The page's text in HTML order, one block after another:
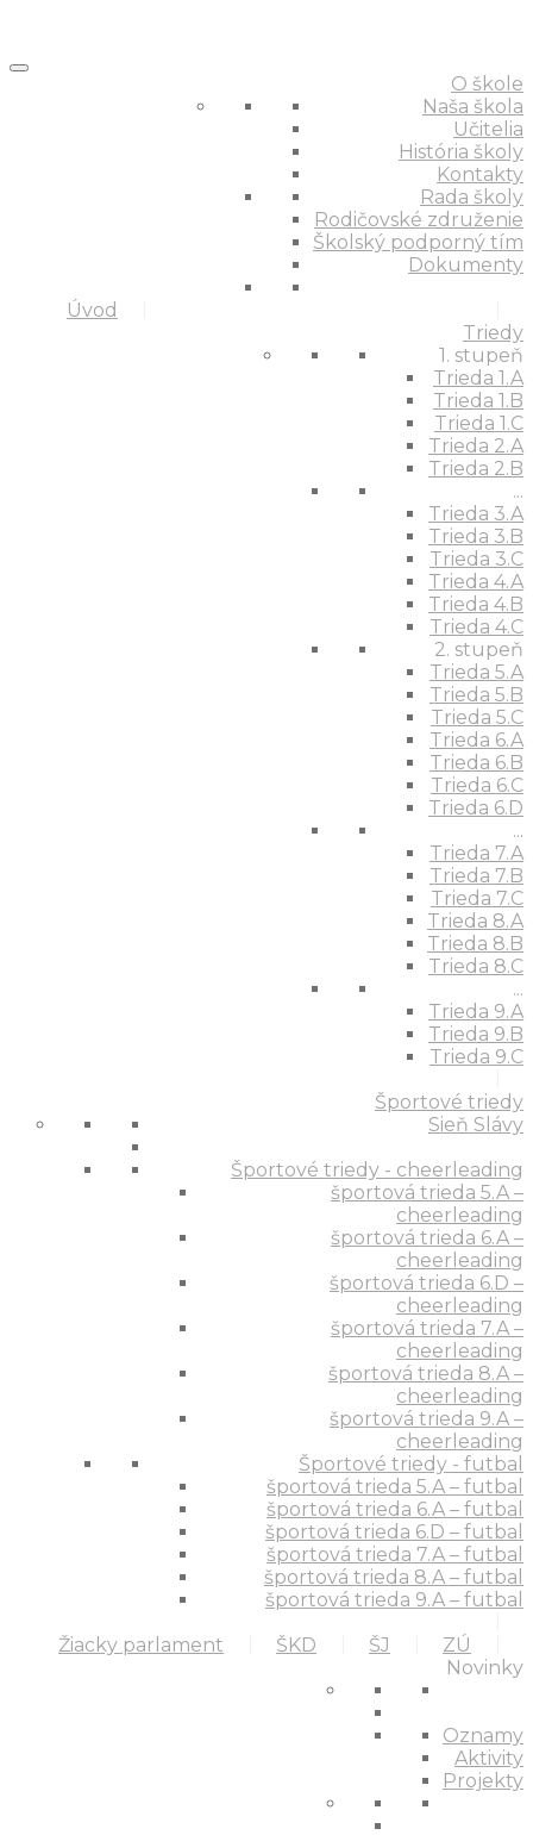
Úvod
O škole
Naša škola
Učitelia
História školy
Kontakty
Rada školy
Rodičovské združenie
Školský podporný tím
Dokumenty
Triedy
1. stupeň
Trieda 1.A
Trieda 1.B
Trieda 1.C
Trieda 2.A
Trieda 2.B
...
Trieda 3.A
Trieda 3.B
Trieda 3.C
Trieda 4.A
Trieda 4.B
Trieda 4.C
2. stupeň
Trieda 5.A
Trieda 5.B
Trieda 5.C
Trieda 6.A
Trieda 6.B
Trieda 6.C
Trieda 6.D
...
Trieda 7.A
Trieda 7.B
Trieda 7.C
Trieda 8.A
Trieda 8.B
Trieda 8.C
...
Trieda 9.A
Trieda 9.B
Trieda 9.C
Športové triedy
Sieň Slávy
Športové triedy - cheerleading
športová trieda 5.A –
cheerleading
športová trieda 6.A –
cheerleading
športová trieda 6.D –
cheerleading
športová trieda 7.A –
cheerleading
športová trieda 8.A –
cheerleading
športová trieda 9.A –
cheerleading
Športové triedy - futbal
športová trieda 5.A – futbal
športová trieda 6.A – futbal
športová trieda 6.D – futbal
športová trieda 7.A – futbal
športová trieda 8.A – futbal
športová trieda 9.A – futbal
Žiacky parlament
ŠKD ŠJ
ZÚ
Novinky
Oznamy
Aktivity
Projekty